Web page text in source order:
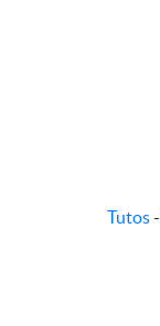
Tutos-